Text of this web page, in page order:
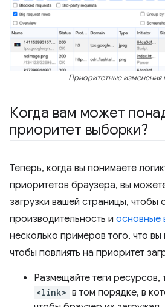
Приоритетные изменения
Когда вам может
приоритет выборки?
Теперь, когда вы понимаете
приоритетов браузера, вы
загрузки вашей страницы, чтобы
производительность и основные
несколько примеров того, что
чтобы повлиять на приоритет
Размещайте теги ресурсов,
<link> в том порядке, в